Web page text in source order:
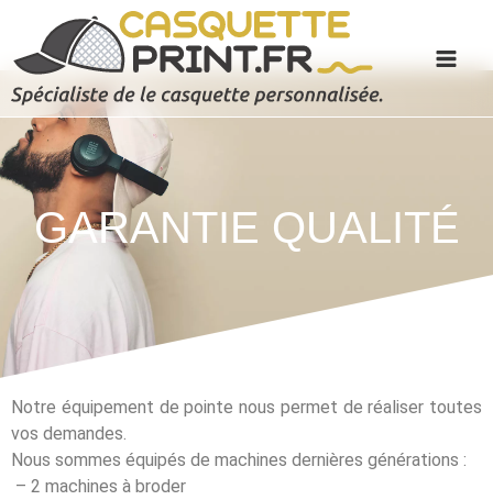
GARANTIE QUALITÉ
Notre équipement de pointe nous permet de réaliser toutes
vos demandes.
Nous sommes équipés de machines dernières générations :
– 2 machines à broder